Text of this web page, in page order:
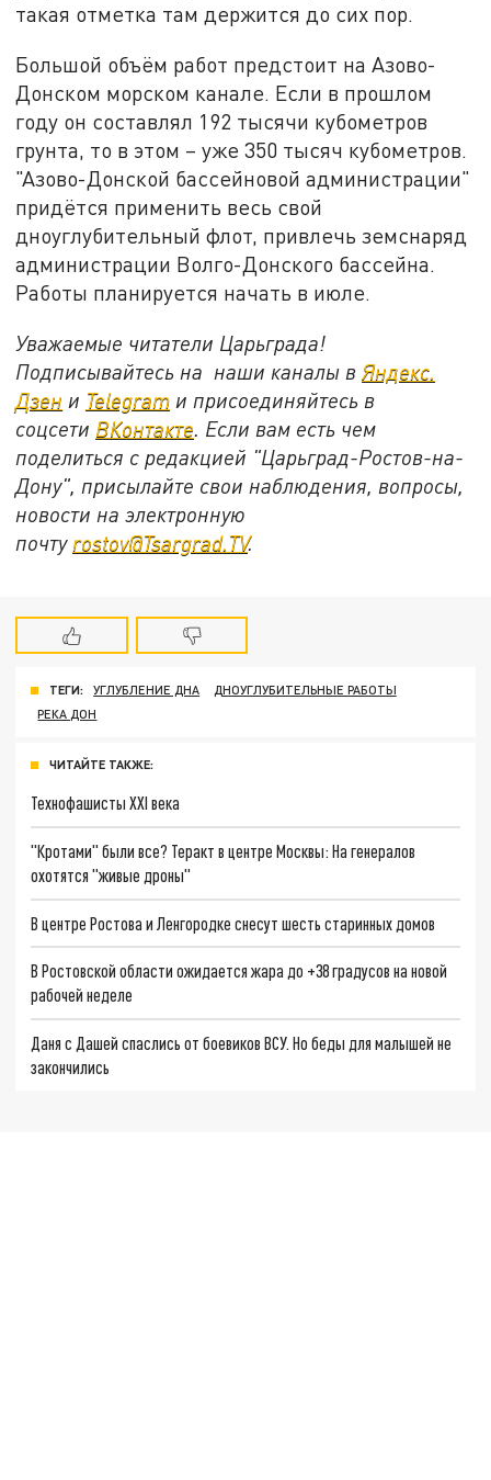
такая отметка там держится до сих пор.
Большой объём работ предстоит на Азово-
Донском морском канале. Если в прошлом
году он составлял 192 тысячи кубометров
грунта, то в этом – уже 350 тысяч кубометров.
"Азово-Донской бассейновой администрации"
придётся применить весь свой
дноуглубительный флот, привлечь земснаряд
администрации Волго-Донского бассейна.
Работы планируется начать в июле.
Уважаемые читатели Царьграда!
Подписывайтесь на наши каналы вЯндекс.
Дзен и Telegram и присоединяйтесь в
соцсети ВКонтакте. Если вам есть чем
поделиться с редакцией "Царьград-Ростов-на-
Дону", присылайте свои наблюдения, вопросы,
новости на электронную
почту rostov@Tsargrad.ТV.
ТЕГИ: УГЛУБЛЕНИЕ ДНА
ДНОУГЛУБИТЕЛЬНЫЕ РАБОТЫ
РЕКА ДОН
ЧИТАЙТЕ ТАКЖЕ:
Технофашисты XXI века
"Кротами" были все? Теракт в центре Москвы: На генералов
охотятся "живые дроны"
В центре Ростова и Ленгородке снесут шесть старинных домов
В Ростовской области ожидается жара до +38 градусов на новой
рабочей неделе
Даня с Дашей спаслись от боевиков ВСУ. Но беды для малышей не
закончились